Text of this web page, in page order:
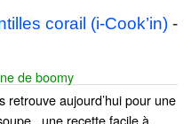
corail (i-Cook’in) -
de boomy
retrouve aujourd’hui pour une
, une recette facile à